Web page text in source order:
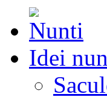
Idei